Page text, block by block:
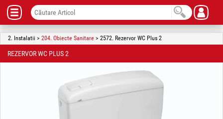
2. Instalatii > 204. Obiecte Sanitare > 2572. Rezervor WC Plus 2
REZERVOR WC PLUS 2